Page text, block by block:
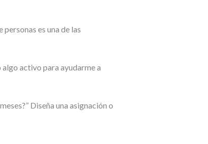
es una de las
activo para ayudarme a
Diseña una asignación o